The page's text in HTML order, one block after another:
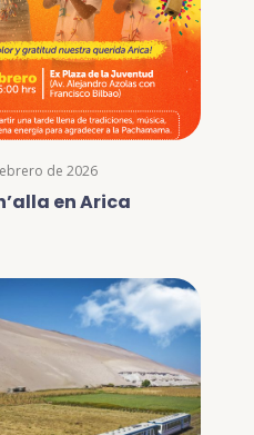
de 2026
en Arica